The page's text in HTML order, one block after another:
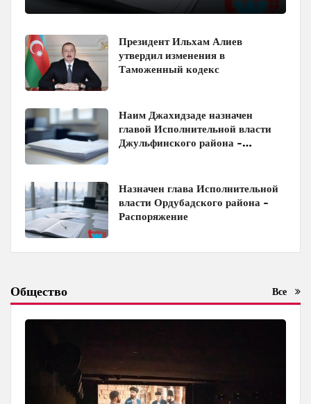
Президент Ильхам Алиев
утвердил изменения в
Таможенный кодекс
Наим Джахидзаде назначен
главой Исполнительной власти
Джульфинского района -
Назначен глава Исполнительной
власти Ордубадского района -
Распоряжение
Общество Все